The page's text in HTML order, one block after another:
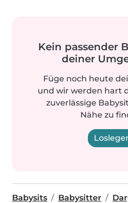
Kein passender
deiner
Füge noch heute
und wir werden hart
zuverlässige
Nähe zu
Babysits Babysitter